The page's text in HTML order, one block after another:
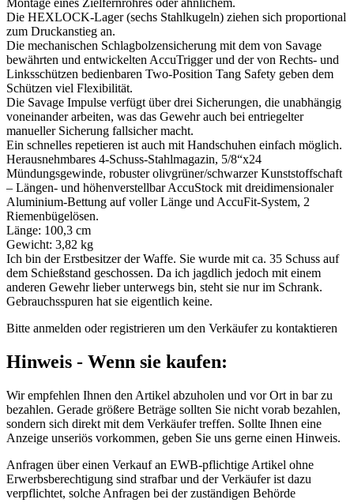
Die HEXLOCK-Lager (sechs Stahlkugeln) ziehen sich proportional
zum Druckanstieg an.
Die mechanischen Schlagbolzensicherung mit dem von Savage
bewährten und entwickelten AccuTrigger und der von Rechts- und
Linksschützen bedienbaren Two-Position Tang Safety geben dem
Schützen viel Flexibilität.
Die Savage Impulse verfügt über drei Sicherungen, die unabhängig
voneinander arbeiten, was das Gewehr auch bei entriegelter
manueller Sicherung fallsicher macht.
Ein schnelles repetieren ist auch mit Handschuhen einfach möglich.
Herausnehmbares 4-Schuss-Stahlmagazin, 5/8“x24
Mündungsgewinde, robuster olivgrüner/schwarzer Kunststoffschaft
– Längen- und höhenverstellbar AccuStock mit dreidimensionaler
Aluminium-Bettung auf voller Länge und AccuFit-System, 2
Riemenbügelösen.
Länge: 100,3 cm
Gewicht: 3,82 kg
Ich bin der Erstbesitzer der Waffe. Sie wurde mit ca. 35 Schuss auf
dem Schießstand geschossen. Da ich jagdlich jedoch mit einem
anderen Gewehr lieber unterwegs bin, steht sie nur im Schrank.
Gebrauchsspuren hat sie eigentlich keine.
Bitte anmelden oder registrieren um den Verkäufer zu kontaktieren
Hinweis - Wenn sie kaufen:
Wir empfehlen Ihnen den Artikel abzuholen und vor Ort in bar zu
bezahlen. Gerade größere Beträge sollten Sie nicht vorab bezahlen,
sondern sich direkt mit dem Verkäufer treffen. Sollte Ihnen eine
Anzeige unseriös vorkommen, geben Sie uns gerne einen Hinweis.
Anfragen über einen Verkauf an EWB-pflichtige Artikel ohne
Erwerbsberechtigung sind strafbar und der Verkäufer ist dazu
verpflichtet, solche Anfragen bei der zuständigen Behörde